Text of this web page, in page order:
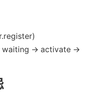
waiting -> activate ->